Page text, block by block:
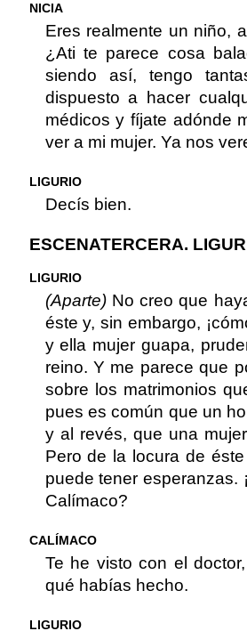
NICIA
Eres realmente un niño,
¿Ati te parece cosa
siendo así, tengo
dispuesto a hacer
médicos y fíjate adónde
ver a mi mujer. Ya nos
LIGURIO
Decís bien.
ESCENATERCERA.
LIGURIO
(Aparte) No creo que
éste y, sin embargo,
y ella mujer guapa,
reino. Y me parece que
sobre los matrimonios
pues es común que un
y al revés, que una
Pero de la locura de
puede tener esperanzas.
Calímaco?
CALÍMACO
Te he visto con el
qué habías hecho.
LIGURIO